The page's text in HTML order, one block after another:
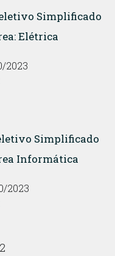
Simplificado
Elétrica
2023
Simplificado
Informática
2023